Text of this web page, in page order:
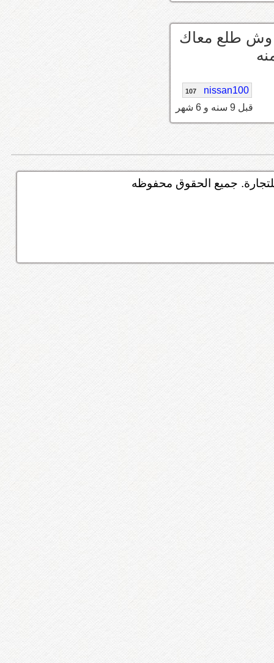
وش طلع معاك
nissan100
107
قبل 9 سنه و 6 شهر
جميع الحقوق محفوظه